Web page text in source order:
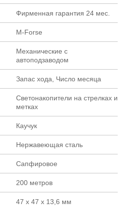
Фирменная гарантия 24 мес.
M-Forse
Механические с
автоподзаводом
Запас хода, Число месяца
Светонакопители на стрелках и
метках
Каучук
Нержавеющая сталь
Сапфировое
200 метров
47 х 47 х 13,6 мм